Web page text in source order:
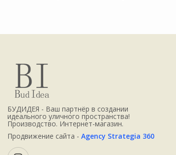
БУДИДЕЯ - Ваш партнёр в создании
идеального уличного пространства!
Производство. Интернет-магазин.
Продвижение сайта - Agency Strategia 360